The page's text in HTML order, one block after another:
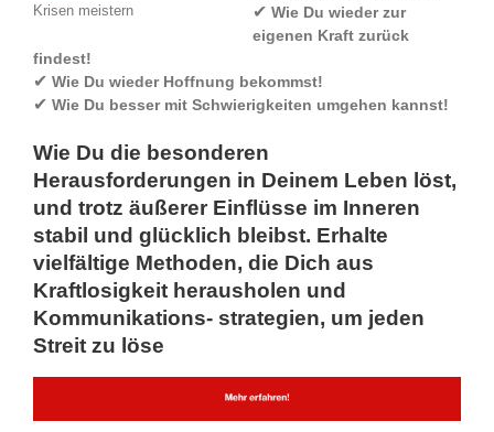
Krisen meistern ✔ Wie Du wieder zur
eigenen Kraft zurück
findest!
✔ Wie Du wieder Hoffnung bekommst!
✔ Wie Du besser mit Schwierigkeiten umgehen kannst!
Wie Du die besonderen
Herausforderungen in Deinem Leben löst,
und trotz äußerer Einflüsse im Inneren
stabil und glücklich bleibst. Erhalte
vielfältige Methoden, die Dich aus
Kraftlosigkeit herausholen und
Kommunikations- strategien, um jeden
Streit zu löse